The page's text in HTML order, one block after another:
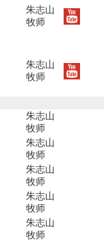
朱志山
牧师
朱志山
牧师
朱志山
牧师
朱志山
牧师
朱志山
牧师
朱志山
牧师
朱志山
牧师